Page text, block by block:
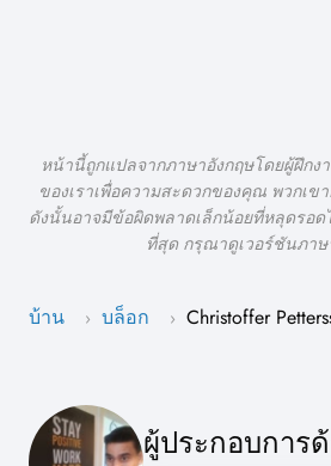
หน้านี้ถูกแปลจากภาษาอังกฤษโดยผู้ฝึกง
ของเราเพื่อความสะดวกของคุณ พวกเข
ดังนั้นอาจมีข้อผิดพลาดเล็กน้อยที่หลุดรอ
ที่สุด กรุณาดูเวอร์ชันภาษ
บ้าน › บล็อก › Christoffer
ผู้ประกอบการ